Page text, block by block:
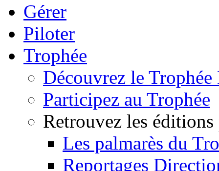
Gérer
Piloter
Trophée
Découvrez le
Participez au Trophée
Retrouvez les éditions
Les palmarès du
Reportages